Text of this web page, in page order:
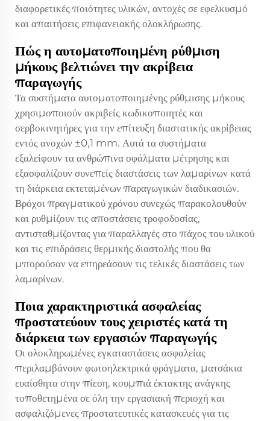
διαφορετικές ποιότητες υλικών, αντοχές σε εφελκυσμό
και απαιτήσεις επιφανειακής ολοκλήρωσης.
Πώς η αυτοματοποιημένη ρύθμιση
μήκους βελτιώνει την ακρίβεια
παραγωγής
Τα συστήματα αυτοματοποιημένης ρύθμισης μήκους
χρησιμοποιούν ακριβείς κωδικοποιητές και
σερβοκινητήρες για την επίτευξη διαστατικής ακρίβειας
εντός ανοχών ±0,1 mm. Αυτά τα συστήματα
εξαλείφουν τα ανθρώπινα σφάλματα μέτρησης και
εξασφαλίζουν συνεπείς διαστάσεις των λαμαρίνων κατά
τη διάρκεια εκτεταμένων παραγωγικών διαδικασιών.
Βρόχοι πραγματικού χρόνου συνεχώς παρακολουθούν
και ρυθμίζουν τις αποστάσεις τροφοδοσίας,
αντισταθμίζοντας για παραλλαγές στο πάχος του υλικού
και τις επιδράσεις θερμικής διαστολής που θα
μπορούσαν να επηρεάσουν τις τελικές διαστάσεις των
λαμαρίνων.
Ποια χαρακτηριστικά ασφαλείας
προστατεύουν τους χειριστές κατά τη
διάρκεια των εργασιών παραγωγής
Οι ολοκληρωμένες εγκαταστάσεις ασφαλείας
περιλαμβάνουν φωτοηλεκτρικά φράγματα, ματσάκια
ευαίσθητα στην πίεση, κουμπιά έκτακτης ανάγκης
τοποθετημένα σε όλη την εργασιακή περιοχή και
ασφαλιζόμενες προστατευτικές κατασκευές για τις